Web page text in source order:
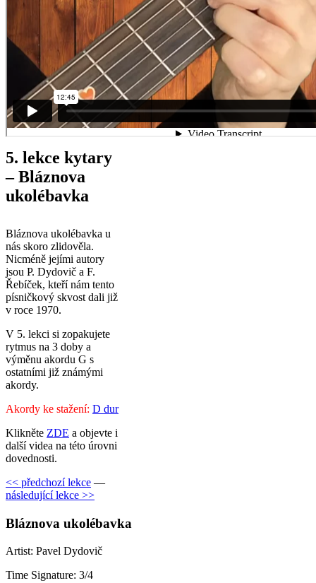
5. lekce kytary
– Bláznova
ukolébavka
Bláznova ukolébavka u
nás skoro zlidověla.
Nicméně jejími autory
jsou P. Dydovič a F.
Řebíček, kteří nám tento
písničkový skvost dali již
v roce 1970.
V 5. lekci si zopakujete
rytmus na 3 doby a
výměnu akordu G s
ostatními již známými
akordy.
Akordy ke stažení: D dur
Klikněte ZDE a objevte i
další videa na této úrovni
dovednosti.
<< předchozí lekce —
následující lekce >>
Bláznova ukolébavka
Artist: Pavel Dydovič
Time Signature: 3/4